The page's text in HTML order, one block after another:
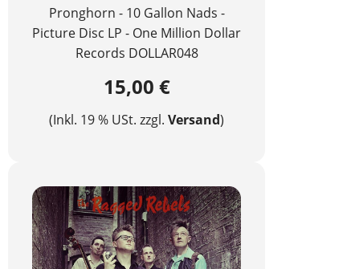
Pronghorn - 10 Gallon Nads -
Picture Disc LP - One Million Dollar
Records DOLLAR048
15,00 €
(Inkl. 19 % USt. zzgl. Versand)